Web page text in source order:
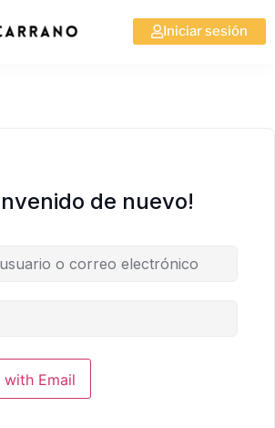
Iniciar sesión
de nuevo!
with Email